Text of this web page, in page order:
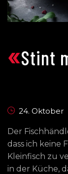
«Stint
24. Oktober
Der
dass ich keine
Kleinfisch zu
in der Küche,